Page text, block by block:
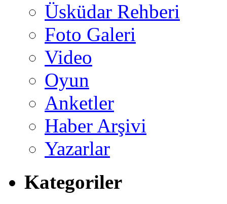
Üsküdar Rehberi
Foto Galeri
Video
Oyun
Anketler
Haber Arşivi
Yazarlar
Kategoriler